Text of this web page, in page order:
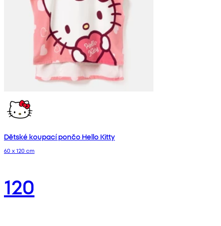
Dětské koupací pončo Hello Kitty
60 x 120 cm
120